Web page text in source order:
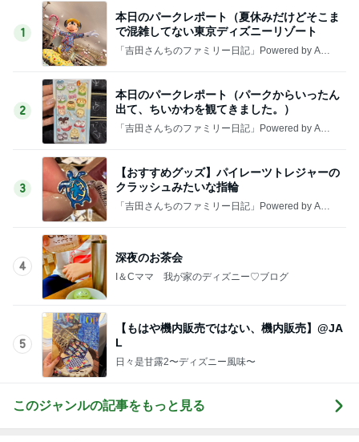
1
本日のパークレポート（夏休みだけどそこま
で混雑してない東京ディズニーリゾート
「吉田さんちのファミリー日記」Powered by Ame
2
本日のパークレポート（パークからいったん
出て、ちいかわを観てきました。）
「吉田さんちのファミリー日記」Powered by Ame
3
【おすすめグッズ】パイレーツトレジャーの
クラッシュみたいな指輪
「吉田さんちのファミリー日記」Powered by Ame
4
深夜のお茶会
I＆Cママ 我が家のディズニー♡ブログ
5
【もはや機内販売ではない、機内販売】@JA
L
日々是甘露2〜ディズニー風味〜
このジャンルの記事をもっと見る